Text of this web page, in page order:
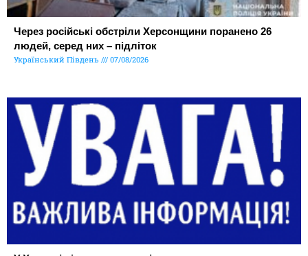
Через російські обстріли Херсонщини поранено 26
людей, серед них – підліток
Український Південь 07/08/2026